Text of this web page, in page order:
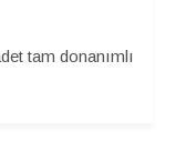
tam donanımlı